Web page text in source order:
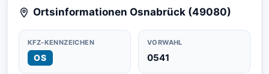
Ortsinformationen Osnabrück (49080)
KFZ-KENNZEICHEN
OS
VORWAHL
0541